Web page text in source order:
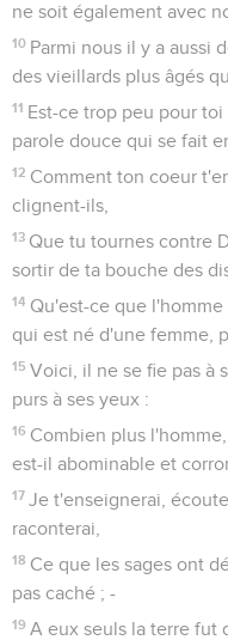
ne soit également avec
10 Parmi nous il y a aussi
des vieillards plus âgés
11 Est-ce trop peu pour
parole douce qui se fait
12 Comment ton coeur
clignent-ils,
13 Que tu tournes contre
sortir de ta bouche des
14 Qu'est-ce que
qui est né d'une femme,
15 Voici, il ne se fie pas à
purs à ses yeux :
16 Combien plus
est-il abominable et
17 Je t'enseignerai,
raconterai,
18 Ce que les sages ont
pas caché ; -
19 A eux seuls la terre fut